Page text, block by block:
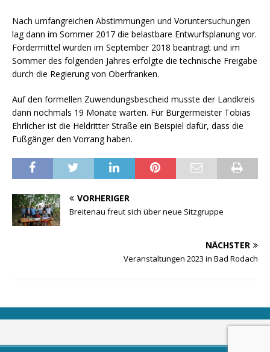
Nach umfangreichen Abstimmungen und Voruntersuchungen
lag dann im Sommer 2017 die belastbare Entwurfsplanung vor.
Fördermittel wurden im September 2018 beantragt und im
Sommer des folgenden Jahres erfolgte die technische Freigabe
durch die Regierung von Oberfranken.
Auf den formellen Zuwendungsbescheid musste der Landkreis
dann nochmals 19 Monate warten. Für Bürgermeister Tobias
Ehrlicher ist die Heldritter Straße ein Beispiel dafür, dass die
Fußgänger den Vorrang haben.
VORHERIGER
Breitenau freut sich über neue Sitzgruppe
NÄCHSTER
Veranstaltungen 2023 in Bad Rodach